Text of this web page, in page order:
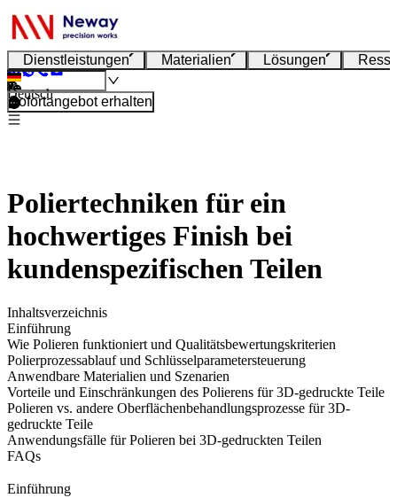
Dienstleistungen Materialien Lösungen
Deutsch
Sofortangebot erhalten
Poliertechniken für ein
hochwertiges Finish bei
kundenspezifischen Teilen
Inhaltsverzeichnis
Einführung
Wie Polieren funktioniert und Qualitätsbewertungskriterien
Polierprozessablauf und Schlüsselparametersteuerung
Anwendbare Materialien und Szenarien
Vorteile und Einschränkungen des Polierens für 3D-gedruckte Teile
Polieren vs. andere Oberflächenbehandlungsprozesse für 3D-
gedruckte Teile
Anwendungsfälle für Polieren bei 3D-gedruckten Teilen
FAQs
Einführung